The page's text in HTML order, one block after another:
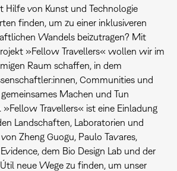
von Kunst und Technologie
finden, um zu einer inklusiveren
Wandels beizutragen? Mit
»Fellow Travellers« wollen wir im
Raum schaffen, in dem
Communities und
Machen und Tun
»Fellow Travellers« ist eine Einladung
Landschaften, Laboratorien und
Zheng Guogu, Paulo Tavares,
dem Bio Design Lab und der
neue Wege zu finden, um unser